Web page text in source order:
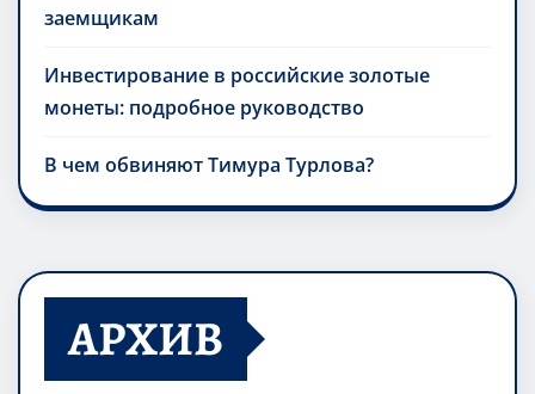
заемщикам
Инвестирование в российские золотые
монеты: подробное руководство
В чем обвиняют Тимура Турлова?
АРХИВ